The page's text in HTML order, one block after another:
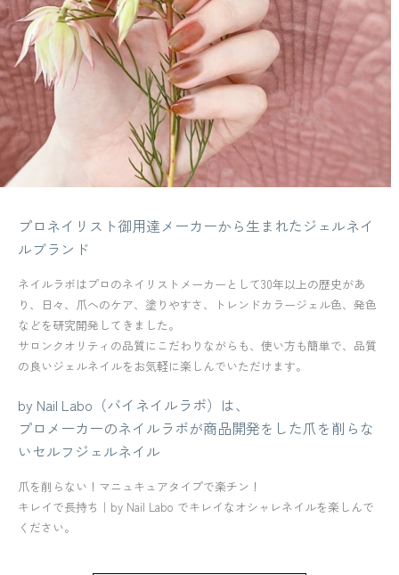
プロネイリスト御用達メーカーから生まれたジェルネイ
ルブランド
ネイルラボはプロのネイリストメーカーとして30年以上の歴史があ
り、日々、爪へのケア、塗りやすさ、トレンドカラージェル色、発色
などを研究開発してきました。
サロンクオリティの品質にこだわりながらも、使い方も簡単で、品質
の良いジェルネイルをお気軽に楽しんでいただけます。
by Nail Labo（バイネイルラボ）は、
プロメーカーのネイルラボが商品開発をした爪を削らな
いセルフジェルネイル
爪を削らない！マニュキュアタイプで楽チン！
キレイで長持ち｜by Nail Labo でキレイなオシャレネイルを楽しんで
ください。